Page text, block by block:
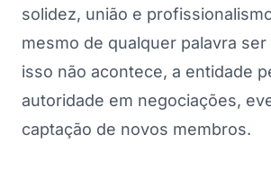
solidez, união e
mesmo de qualquer palavra ser
isso não acontece, a entidade
autoridade em negociações,
captação de novos membros.